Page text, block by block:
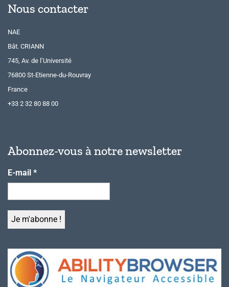
Nous contacter
NAE
Bât. CRIANN
745, Av. de l’Université
76800 St-Etienne-du-Rouvray
France
+33 2 32 80 88 00
Abonnez-vous à notre newsletter
E-mail *